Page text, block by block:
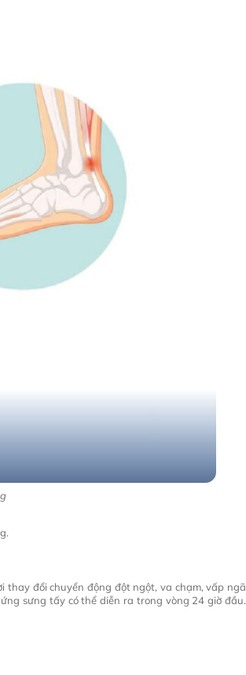
đổi chuyển động đột ngột, va chạm, vấp ngã
sưng tấy có thể diễn ra trong vòng 24 giờ đầu.